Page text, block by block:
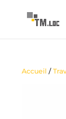
Accueil /